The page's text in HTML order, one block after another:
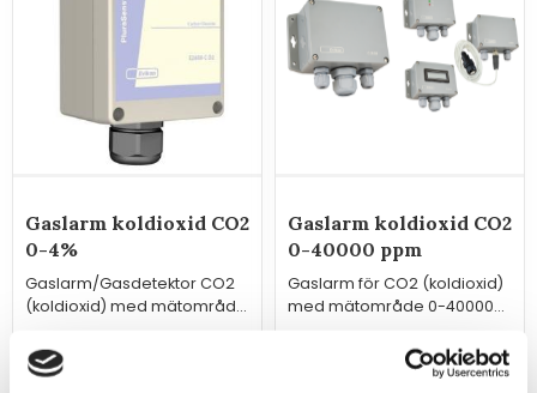
Gaslarm koldioxid CO2
0-4%
Gaslarm/Gasdetektor CO2
(koldioxid) med mätområde
5 840
Gaslarm koldioxid CO2
0-40000 ppm
Gaslarm för CO2 (koldioxid)
med mätområde 0-40000
reläutgångar och Modbus.